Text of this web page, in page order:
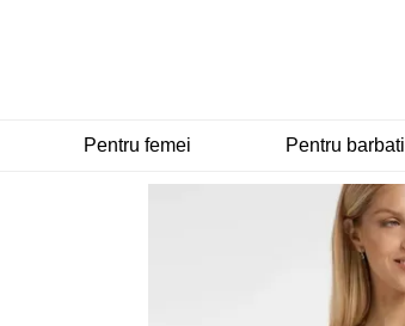
Pentru femei Pentru barbati